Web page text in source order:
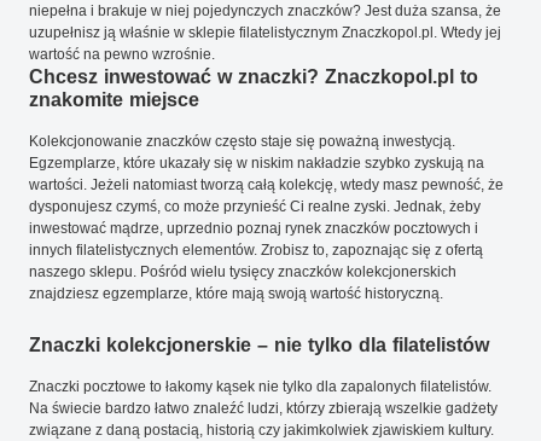
niepełna i brakuje w niej pojedynczych znaczków? Jest duża szansa, że
uzupełnisz ją właśnie w sklepie filatelistycznym Znaczkopol.pl. Wtedy jej
wartość na pewno wzrośnie.
Chcesz inwestować w znaczki? Znaczkopol.pl to
znakomite miejsce
Kolekcjonowanie znaczków często staje się poważną inwestycją.
Egzemplarze, które ukazały się w niskim nakładzie szybko zyskują na
wartości. Jeżeli natomiast tworzą całą kolekcję, wtedy masz pewność, że
dysponujesz czymś, co może przynieść Ci realne zyski. Jednak, żeby
inwestować mądrze, uprzednio poznaj rynek znaczków pocztowych i
innych filatelistycznych elementów. Zrobisz to, zapoznając się z ofertą
naszego sklepu. Pośród wielu tysięcy znaczków kolekcjonerskich
znajdziesz egzemplarze, które mają swoją wartość historyczną.
Znaczki kolekcjonerskie – nie tylko dla filatelistów
Znaczki pocztowe to łakomy kąsek nie tylko dla zapalonych filatelistów.
Na świecie bardzo łatwo znaleźć ludzi, którzy zbierają wszelkie gadżety
związane z daną postacią, historią czy jakimkolwiek zjawiskiem kultury.